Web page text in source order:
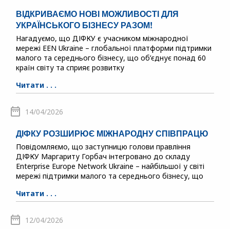
ВІДКРИВАЄМО НОВІ МОЖЛИВОСТІ ДЛЯ
УКРАЇНСЬКОГО БІЗНЕСУ РАЗОМ!
Нагадуємо, що ДІФКУ є учасником міжнародної
мережі EEN Ukraine – глобальної платформи підтримки
малого та середнього бізнесу, що об’єднує понад 60
країн світу та сприяє розвитку
Читати . . .
14/04/2026
ДІФКУ РОЗШИРЮЄ МІЖНАРОДНУ СПІВПРАЦЮ
Повідомляємо, що заступницю голови правління
ДІФКУ Маргариту Горбач інтегровано до складу
Enterprise Europe Network Ukraine – найбільшої у світі
мережі підтримки малого та середнього бізнесу, що
Читати . . .
12/04/2026